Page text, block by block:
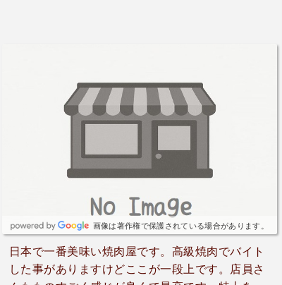
画像は著作権で保護されている場合があります。
日本で一番美味い焼肉屋です。高級焼肉でバイト
した事がありますけどここが一段上です。店員さ